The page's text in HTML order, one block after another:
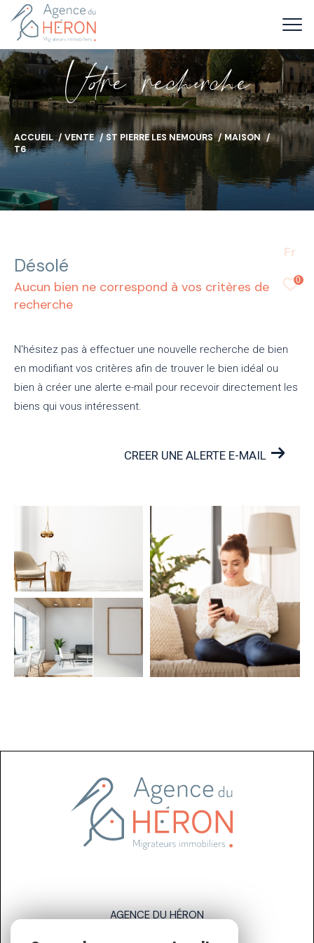
Fr
0
Vore recece
ACCUEIL VENTE ST PIERRE LES NEMOURS
MAISON
T6
Désolé
Aucun bien ne correspond à vos critères de
recherche
N'hésitez pas à effectuer une nouvelle recherche de bien
en modifiant vos critères afin de trouver le bien idéal ou
bien à créer une alerte e-mail pour recevoir directement les
biens qui vous intéressent.
CREER UNE ALERTE E-MAIL
AGENCE DU HÉRON